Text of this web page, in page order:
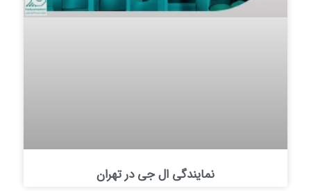
نمایندگی ال جی در تهران